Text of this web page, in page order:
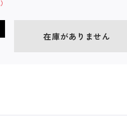
在庫がありません